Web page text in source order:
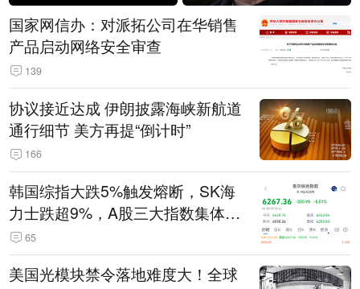
国家网信办：对派拓公司在华销售
产品启动网络安全审查
139
协议接近达成 伊朗披露海峡新航道
通行细节 美方再提“倒计时”
166
韩国综指大跌5%触发熔断，SK海
力士跌超9%，A股三大指数集体低
开 65
美国光模块禁令落地难度大！全球